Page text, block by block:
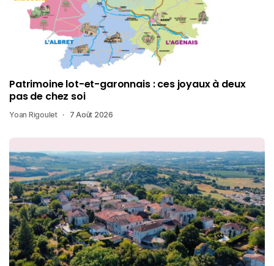
Patrimoine lot-et-garonnais : ces joyaux à deux
pas de chez soi
Yoan Rigoulet 7 Août 2026